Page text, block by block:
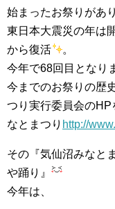
始まったお祭りがあ
東日本大震災の年は
から復活
。
今年で68回目となり
今までのお祭りの歴
つり実行委員会の
なとまつり http://
その『気仙沼みなと
や踊り』
今年は、